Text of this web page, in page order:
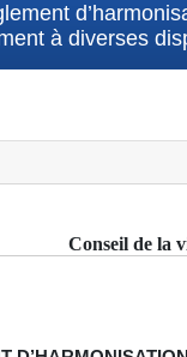
à diverses
Conseil de la